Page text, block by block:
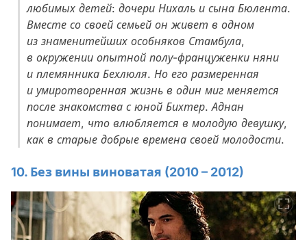
любимых детей: дочери Нихаль и сына Бюлента.
Вместе со своей семьей он живет в одном
из знаменитейших особняков Стамбула,
в окружении опытной полу-француженки няни
и племянника Бехлюля. Но его размеренная
и умиротворенная жизнь в один миг меняется
после знакомства с юной Бихтер. Аднан
понимает, что влюбляется в молодую девушку,
как в старые добрые времена своей молодости.
10. Без вины виноватая (2010 – 2012)